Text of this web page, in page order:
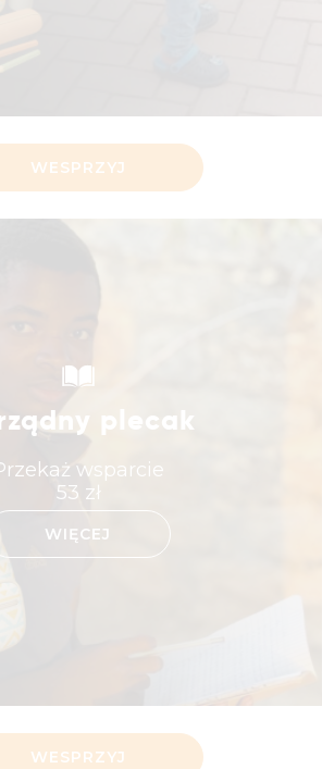
WESPRZYJ
plecak
wsparcie
53 zł
WIĘCEJ
WESPRZYJ